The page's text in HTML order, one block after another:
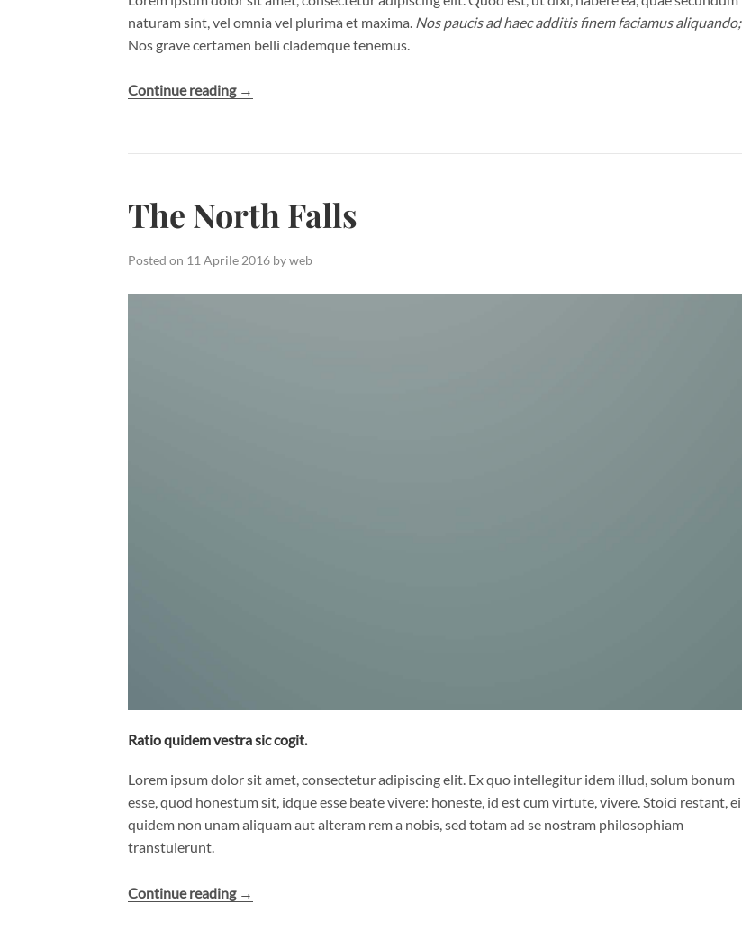
naturam sint, vel omnia vel plurima et maxima. Nos paucis ad haec additis finem faciamus aliquando;
Nos grave certamen belli clademque tenemus.
Continue reading “View
Bridge”
→
The North Falls
Posted on 11 Aprile 2016 byweb
Ratio quidem vestra sic cogit.
Lorem ipsum dolor sit amet, consectetur adipiscing elit. Ex quo intellegitur idem illud, solum bonum
esse, quod honestum sit, idque esse beate vivere: honeste, id est cum virtute, vivere. Stoici restant, ei
quidem non unam aliquam aut alteram rem a nobis, sed totam ad se nostram philosophiam
transtulerunt.
Continue reading “The
→